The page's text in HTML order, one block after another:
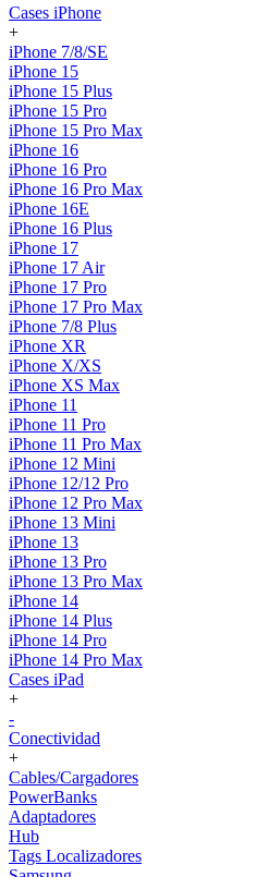
Cases iPhone
+
iPhone 7/8/SE
iPhone 15
iPhone 15 Plus
iPhone 15 Pro
iPhone 15 Pro Max
iPhone 16
iPhone 16 Pro
iPhone 16 Pro Max
iPhone 16E
iPhone 16 Plus
iPhone 17
iPhone 17 Air
iPhone 17 Pro
iPhone 17 Pro Max
iPhone 7/8 Plus
iPhone XR
iPhone X/XS
iPhone XS Max
iPhone 11
iPhone 11 Pro
iPhone 11 Pro Max
iPhone 12 Mini
iPhone 12/12 Pro
iPhone 12 Pro Max
iPhone 13 Mini
iPhone 13
iPhone 13 Pro
iPhone 13 Pro Max
iPhone 14
iPhone 14 Plus
iPhone 14 Pro
iPhone 14 Pro Max
Cases iPad
+
-
Conectividad
+
Cables/Cargadores
PowerBanks
Adaptadores
Hub
Tags Localizadores